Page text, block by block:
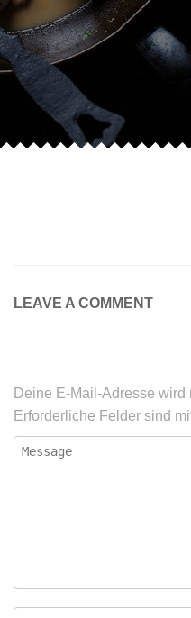
LEAVE A COMMENT
Deine E-Mail-Adresse wird
Erforderliche Felder sind